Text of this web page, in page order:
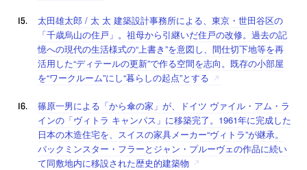
太田雄太郎 / 太 太 建築設計事務所による、東京・世田谷区の
「千歳烏山の住戸」。祖母から引継いだ住戸の改修。過去の記
憶への現代の生活様式の“上書き”を意図し、間仕切下地等を再
活用した“ディテールの更新”で作る空間を志向。既存の小部屋
を“ワークルーム”にし“暮らしの起点”とする
篠原一男による「から傘の家」が、ドイツ ヴァイル・アム・ラ
インの「ヴィトラ キャンパス」に移築完了。1961年に完成した
日本の木造住宅を、スイスの家具メーカー“ヴィトラ”が継承。
バックミンスター・フラーとジャン・プルーヴェの作品に続い
て同敷地内に移設された歴史的建築物